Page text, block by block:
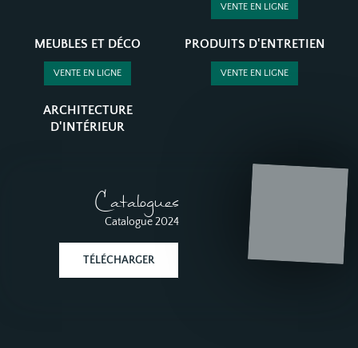
VENTE EN LIGNE
MEUBLES ET DÉCO
VENTE EN LIGNE
PRODUITS D'ENTRETIEN
VENTE EN LIGNE
ARCHITECTURE
D'INTÉRIEUR
Catalogues
Catalogue 2024
TÉLÉCHARGER